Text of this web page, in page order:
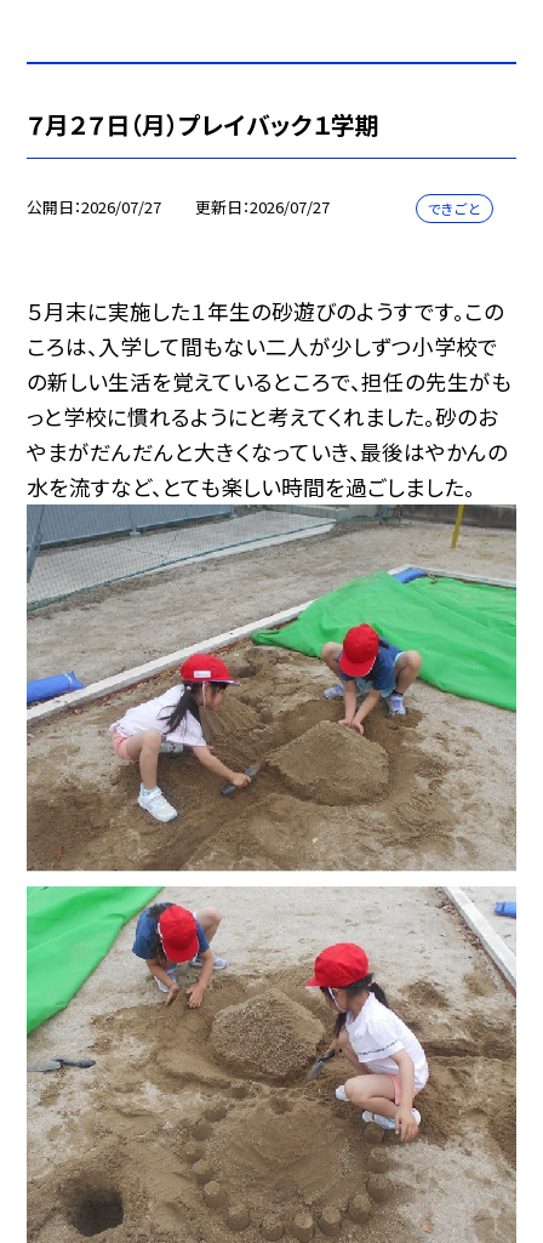
７月２７日（月）プレイバック１学期
公開日 2026/07/27 更新日 2026/07/27 できごと
５月末に実施した１年生の砂遊びのようすです。この
ころは、入学して間もない二人が少しずつ小学校で
の新しい生活を覚えているところで、担任の先生がも
っと学校に慣れるようにと考えてくれました。砂のお
やまがだんだんと大きくなっていき、最後はやかんの
水を流すなど、とても楽しい時間を過ごしました。